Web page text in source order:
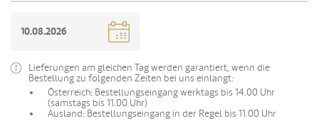
Lieferungen am gleichen Tag werden garantiert, wenn die
Bestellung zu folgenden Zeiten bei uns einlangt:
Österreich: Bestellungseingang werktags bis 14.00 Uhr
(samstags bis 11.00 Uhr)
Ausland: Bestellungseingang in der Regel bis 11.00 Uhr